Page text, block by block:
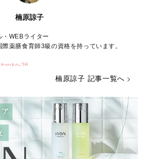
楠原諒子
WEBライター
薬膳食育師3級の資格を持っています。
ryoko-26
https://instagram.com/ryokooo_2
楠原諒子 記事一覧へ